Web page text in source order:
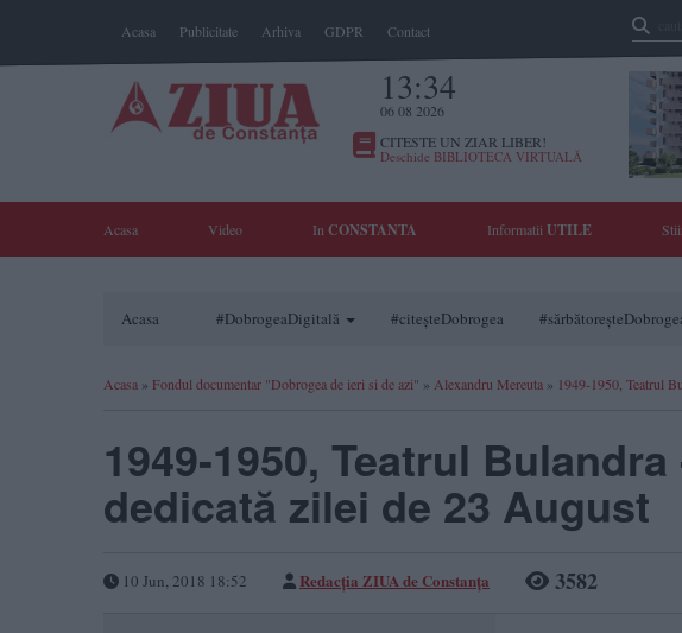
Acasa Publicitate Arhiva GDPR Contact
13:34
06 08 2026
CITESTE UN ZIAR LIBER!
Deschide BIBLIOTECA VIRTUALĂ
Acasa Video In CONSTANTA Informatii UTILE
Acasa #DobrogeaDigitală #citeșteDobrogea
Acasa » Fondul documentar "Dobrogea de ieri si de azi" » Alexandru Mereuta » 1949-1950, Teatrul
1949-1950, Teatrul
dedicată zilei de 23 August
10 Jun, 2018 18:52 Redacţia ZIUA de Constanţa 3582